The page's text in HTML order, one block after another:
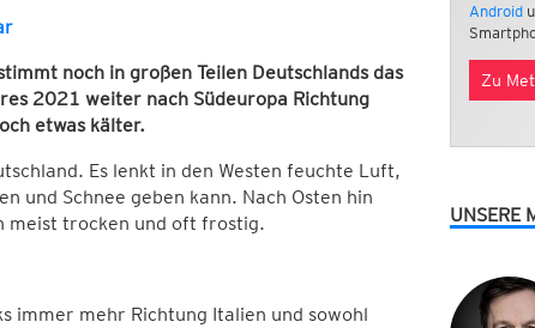
noch in großen Teilen Deutschlands das
2021 weiter nach Südeuropa Richtung
etwas kälter.
Es lenkt in den Westen feuchte Luft,
und Schnee geben kann. Nach Osten hin
meist trocken und oft frostig.
immer mehr Richtung Italien und sowohl
Android
Zu
UNSERE